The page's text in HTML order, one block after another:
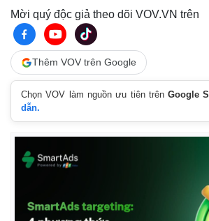
Cuộc sống đó đây
Hồ sơ
E-
Mời quý độc giả theo dõi VOV.VN trên
Thêm VOV trên Google
Chọn VOV làm nguồn ưu tiên trênGoogle
dẫn.